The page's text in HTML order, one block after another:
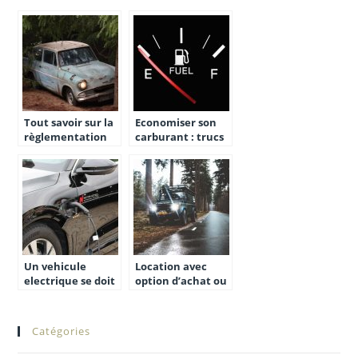
Tout savoir sur la
règlementation
d’épave à
Marseille
Economiser son
carburant : trucs
Un vehicule
electrique se doit
Location avec
option d’achat ou
Catégories